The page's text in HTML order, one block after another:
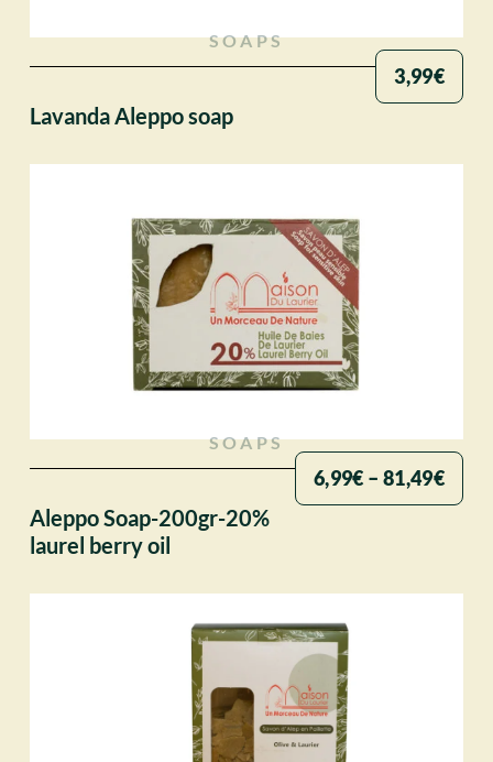
SOAPS
3,99€
Lavanda Aleppo soap
SOAPS
6,99€ – 81,49€
Aleppo Soap-200gr-20%
laurel berry oil